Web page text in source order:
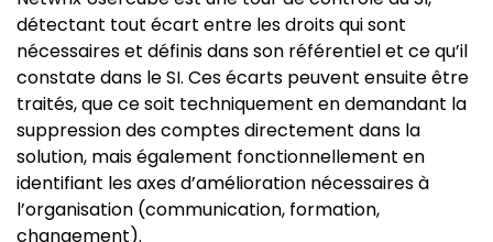
détectant tout écart entre les droits qui sont
nécessaires et définis dans son référentiel et ce qu’il
constate dans le SI. Ces écarts peuvent ensuite être
traités, que ce soit techniquement en demandant la
suppression des comptes directement dans la
solution, mais également fonctionnellement en
identifiant les axes d’amélioration nécessaires à
l’organisation (communication, formation,
changement).